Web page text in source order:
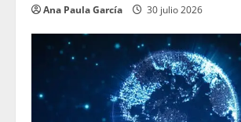
Ana Paula García 30 julio 2026